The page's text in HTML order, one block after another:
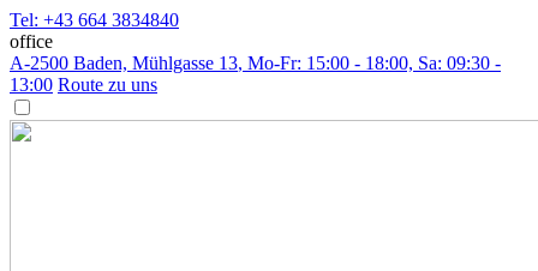
Tel: +43 664 3834840
office
A-2500 Baden, Mühlgasse 13, Mo-Fr: 15:00 - 18:00, Sa: 09:30 -
13:00 Route zu uns